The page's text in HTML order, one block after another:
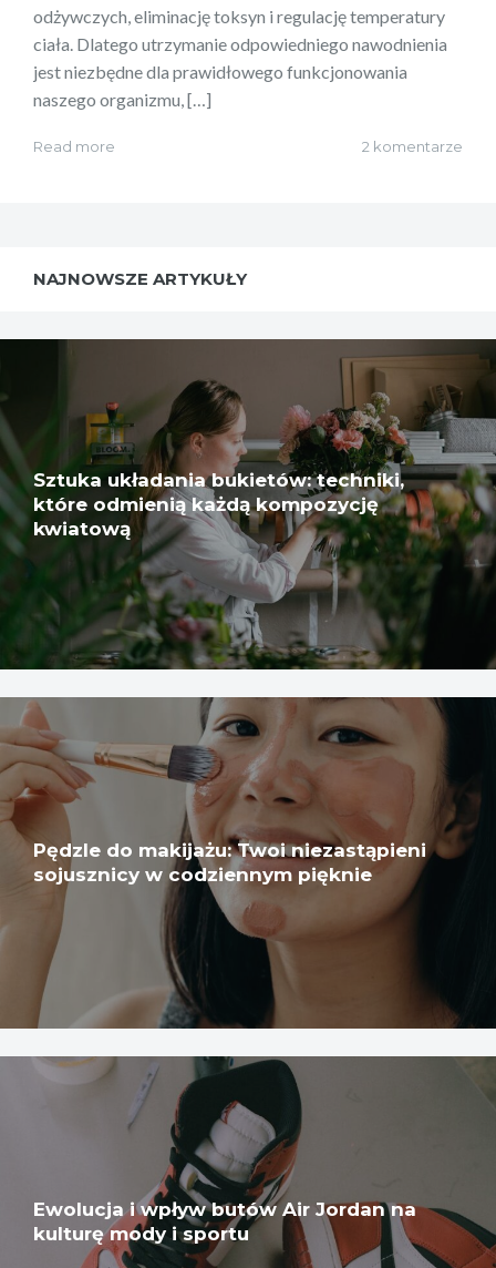
odżywczych, eliminację toksyn i regulację temperatury
ciała. Dlatego utrzymanie odpowiedniego nawodnienia
jest niezbędne dla prawidłowego funkcjonowania
naszego organizmu, […]
Read more 2 komentarze
NAJNOWSZE ARTYKUŁY
Sztuka układania bukietów: techniki,
które odmienią każdą kompozycję
kwiatową
Pędzle do makijażu: Twoi niezastąpieni
sojusznicy w codziennym pięknie
Ewolucja i wpływ butów Air Jordan na
kulturę mody i sportu